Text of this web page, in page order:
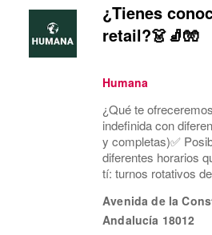
¿Tienes
retail?👗🧦🧤
Humana
¿Qué te
indefinida con
y completas)✅
diferentes horarios
tí: turnos rotativos
laboral en cinco
mí...
Avenida de la
Andalucía 18012